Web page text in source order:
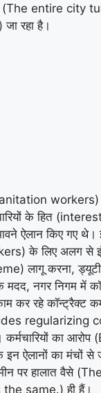
(The entire city
रहा है।
के हित
ऐलान किए गए थे।
के लिए अलग से
लागू करना, ड्यूटी
नगर निगम में
कर रहे कॉन्ट्रैक्ट
regularizing
का आरोप
ऐलानों का मंचों से
पर हालात वैसे
same.) ही हैं।